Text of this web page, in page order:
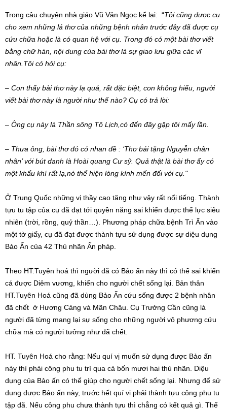
Trong câu chuyện nhà giáo Vũ Văn Ngọc kể lại: “Tôi cũng được cụ
cho xem những lá thơ của những bệnh nhân trước đây đã được cụ
cứu chữa hoặc là có quan hệ với cụ. Trong đó có một bài thơ viết
bằng chữ hán, nội dung của bài thơ là sự giao lưu giữa các vĩ
nhân.Tôi có hỏi cụ:
– Con thấy bài thơ này lạ quá, rất đặc biệt, con không hiểu, người
viết bài thơ này là người như thế nào? Cụ có trả lời:
– Ông cụ này là Thần sông Tô Lịch,có đến đây gặp tôi mấy lần.
– Thưa ông, bài thơ đó có nhan đề : ‘Thơ bái tặng Nguyễn chân
nhân’ với bút danh là Hoài quang Cư sỹ. Quả thật là bài thơ ấy có
một khẩu khí rất lạ,nó thể hiện lòng kính mến đối với cụ."
Ở Trung Quốc những vị thầy cao tăng như vậy rất nổi tiếng. Thành
tựu tu tập của cụ đã đạt tới quyền năng sai khiến được thế lực siêu
nhiên (trời, rồng, quỷ thần…). Phương pháp chữa bệnh Trì Ấn vào
một tờ giấy, cụ đã đạt được thành tựu sử dụng được sự diệu dụng
Bảo Ấn của 42 Thủ nhãn Ấn pháp.
Theo HT.Tuyên hoá thì người đã có Bảo ấn này thì có thể sai khiến
cá được Diêm vương, khiến cho người chết sống lại. Bản thân
HT.Tuyên Hoá cũng đã dùng Bảo Ấn cứu sống được 2 bệnh nhân
đã chết ở Hương Cảng và Mãn Châu. Cụ Trưởng Cần cũng là
người đã từng mang lại sự sống cho những người vô phương cứu
chữa mà có người tưởng như đã chết.
HT. Tuyên Hoá cho rằng: Nếu quí vị muốn sử dụng được Bảo ấn
này thì phải công phu tu trì qua cả bốn mươi hai thủ nhãn. Diệu
dụng của Bảo ấn có thể giúp cho người chết sống lại. Nhưng để sử
dụng được Bảo ấn này, trước hết quí vị phải thành tựu công phu tu
tập đã. Nếu công phu chưa thành tựu thì chẳng có kết quả gì. Thế